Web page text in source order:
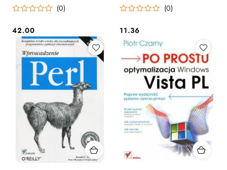
(0)
Cena:
42.00
(0)
Cena:
11.36